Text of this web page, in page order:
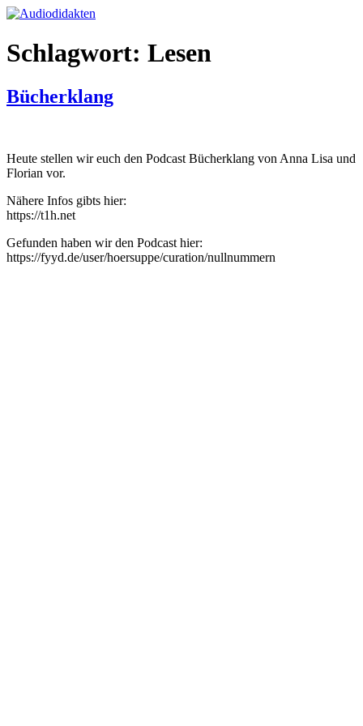
Zum
springen
Schlagwort: Lesen
Bücherklang
Heute stellen wir euch den Podcast Bücherklang von Anna Lisa und
Florian vor.
Nähere Infos gibts hier:
https://t1h.net
Gefunden haben wir den Podcast hier:
https://fyyd.de/user/hoersuppe/curation/nullnummern